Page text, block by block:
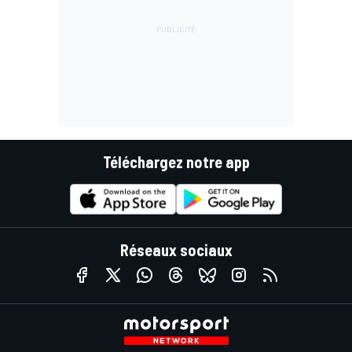
Téléchargez notre app
Réseaux sociaux